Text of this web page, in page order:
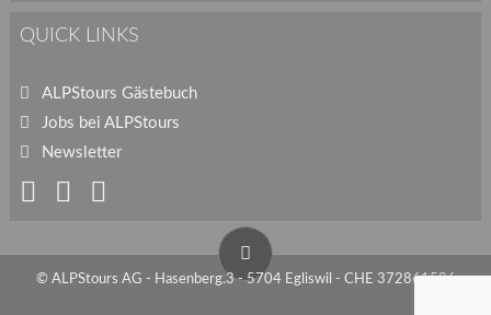
QUICK LINKS
ALPStours Gästebuch
Jobs bei ALPStours
Newsletter
© ALPStours AG - Hasenberg.3 - 5704 Egliswil - CHE 372861586